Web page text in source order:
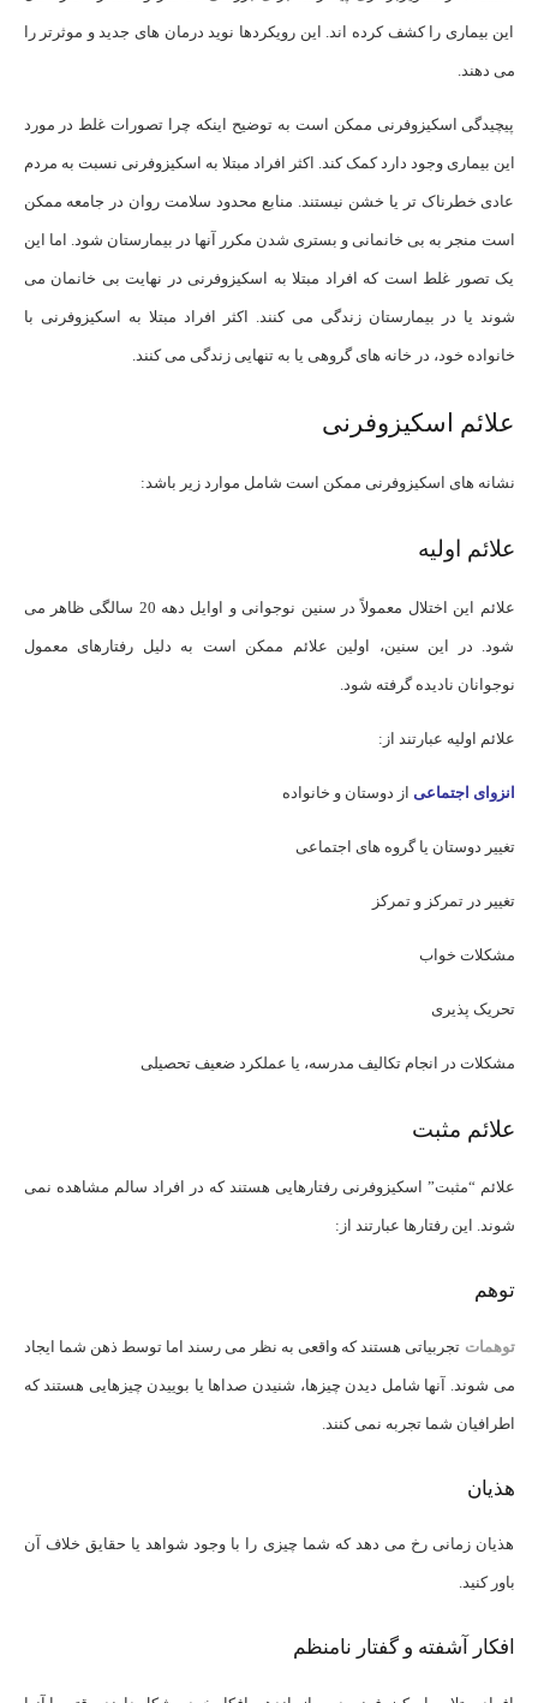
این بیماری را کشف کرده اند. این رویکردها نوید درمان های جدید و موثرتر را
می دهند.
پیچیدگی اسکیزوفرنی ممکن است به توضیح اینکه چرا تصورات غلط در مورد
این بیماری وجود دارد کمک کند. اکثر افراد مبتلا به اسکیزوفرنی نسبت به مردم
عادی خطرناک تر یا خشن نیستند. منابع محدود سلامت روان در جامعه ممکن
است منجر به بی خانمانی و بستری شدن مکرر آنها در بیمارستان شود. اما این
یک تصور غلط است که افراد مبتلا به اسکیزوفرنی در نهایت بی خانمان می
شوند یا در بیمارستان زندگی می کنند. اکثر افراد مبتلا به اسکیزوفرنی با
خانواده خود، در خانه های گروهی یا به تنهایی زندگی می کنند.
علائم اسکیزوفرنی
نشانه های اسکیزوفرنی ممکن است شامل موارد زیر باشد:
علائم اولیه
علائم این اختلال معمولاً در سنین نوجوانی و اوایل دهه 20 سالگی ظاهر می
شود. در این سنین، اولین علائم ممکن است به دلیل رفتارهای معمول
نوجوانان نادیده گرفته شود.
علائم اولیه عبارتند از:
انزوای اجتماعی از دوستان و خانواده
تغییر دوستان یا گروه های اجتماعی
تغییر در تمرکز و تمرکز
مشکلات خواب
تحریک پذیری
مشکلات در انجام تکالیف مدرسه، یا عملکرد ضعیف تحصیلی
علائم مثبت
علائم “مثبت” اسکیزوفرنی رفتارهایی هستند که در افراد سالم مشاهده نمی
شوند. این رفتارها عبارتند از:
توهم
توهمات تجربیاتی هستند که واقعی به نظر می رسند اما توسط ذهن شما ایجاد
می شوند. آنها شامل دیدن چیزها، شنیدن صداها یا بوییدن چیزهایی هستند که
اطرافیان شما تجربه نمی کنند.
هذیان
هذیان زمانی رخ می دهد که شما چیزی را با وجود شواهد یا حقایق خلاف آن
باور کنید.
افکار آشفته و گفتار نامنظم